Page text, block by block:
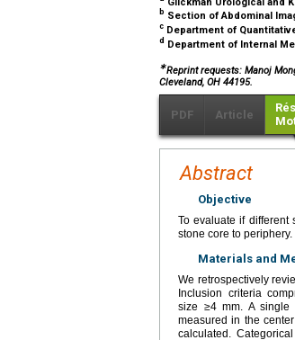
b Section of Abdominal
c Department of
d Department of Internal
∗Reprint requests: Manoj
Cleveland, OH 44195.
PDF Article
Abstract
Objective
To evaluate if different
stone core to periphery.
Materials and
We retrospectively
Inclusion criteria
size ≥4 mm. A single
measured in the
calculated.